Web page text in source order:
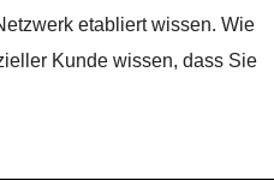
etabliert wissen. Wie
Kunde wissen, dass Sie